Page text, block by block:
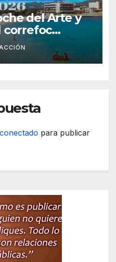
del Arte y
correfoc
de Verano
conectado para publicar